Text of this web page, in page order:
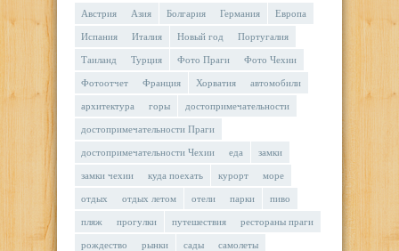
Австрия Азия Болгария Германия Европа
Испания Италия Новый год Португалия
Таиланд Турция Фото Праги Фото Чехии
Фотоотчет Франция Хорватия автомобили
архитектура горы достопримечательности
достопримечательности Праги
достопримечательности Чехии еда замки
замки чехии куда поехать курорт море
отдых отдых летом отели парки пиво
пляж прогулки путешествия рестораны праги
рождество рынки сады самолеты